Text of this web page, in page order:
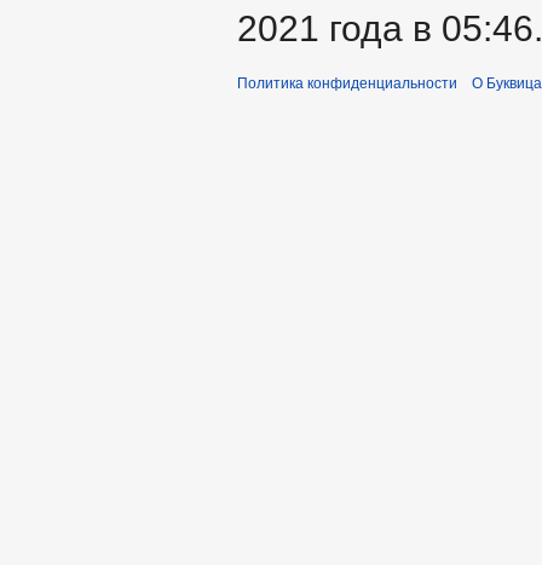
2021 года в 05:46.
Политика конфиденциальности О Буквица